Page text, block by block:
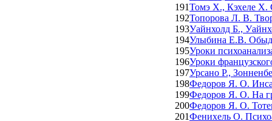
191Томэ Х., Кэхеле Х.
192Топорова Л. В.
193Уайнхолд Б.,
194Улыбина Е.В.
195Уроки
196Уроки
197Урсано Р.,
198Федоров Я. О.
199Федоров Я. О. На
200Федоров Я. О.
201Фенихель О.